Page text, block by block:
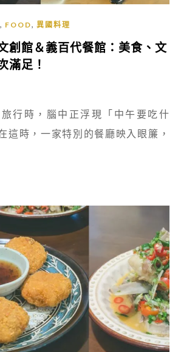
, FOOD, 異國料理
創館＆義百代餐館：美食、文
滿足！
行時，腦中正浮現「中午要吃什
這時，一家特別的餐廳映入眼簾，